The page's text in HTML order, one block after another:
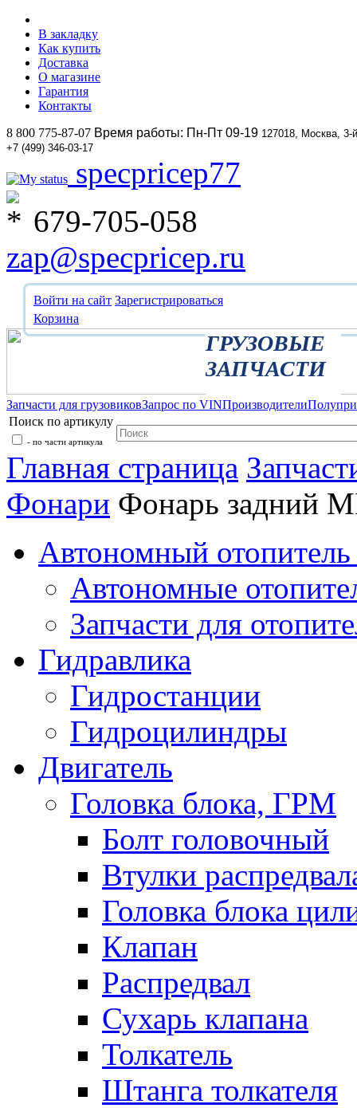
В закладку
Как купить
Доставка
О магазине
Гарантия
Контакты
8 800 775-87-07 Время работы: Пн-Пт 09-19 127018, Москва,
+7 (499) 346-03-17
specpricep77
679-705-058
zap@specpricep.ru
Войти на сайт Зарегистрироваться
Корзина
ГРУЗОВЫЕ
ЗАПЧАСТИ
Запчасти для грузовиковЗапрос по VINПроизводители
Поиск по артикулу
- по части артикула
Главная страница
Фонари Фонарь задний
Автономный отопитель
Автономные
Запчасти для
Гидравлика
Гидростанции
Гидроцилиндры
Двигатель
Головка блока, ГРМ
Болт головочный
Втулки
Головка блока
Клапан
Распредвал
Сухарь клапана
Толкатель
Штанга толкателя